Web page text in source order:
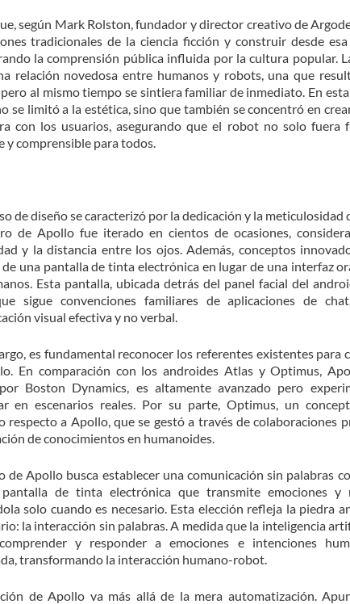
según Mark Rolston, fundador y director creativo de
tradicionales de la ciencia ficción y construir desde esa
la comprensión pública influida por la cultura popular.
relación novedosa entre humanos y robots, una que
al mismo tiempo se sintiera familiar de inmediato. En
se limitó a la estética, sino que también se concentró en
con los usuarios, asegurando que el robot no solo fuera
y comprensible para todos.
de diseño se caracterizó por la dedicación y la meticulosidad
de Apollo fue iterado en cientos de ocasiones,
y la distancia entre los ojos. Además, conceptos
de una pantalla de tinta electrónica en lugar de una interfaz
Esta pantalla, ubicada detrás del panel facial del
sigue convenciones familiares de aplicaciones de
visual efectiva y no verbal.
es fundamental reconocer los referentes existentes para
En comparación con los androides Atlas y Optimus,
Boston Dynamics, es altamente avanzado pero
en escenarios reales. Por su parte, Optimus, un
respecto a Apollo, que se gestó a través de colaboraciones
de conocimientos en humanoides.
de Apollo busca establecer una comunicación sin palabras
de tinta electrónica que transmite emociones y
solo cuando es necesario. Esta elección refleja la piedra
la interacción sin palabras. A medida que la inteligencia
y responder a emociones e intenciones
transformando la interacción humano-robot.
de Apollo va más allá de la mera automatización.